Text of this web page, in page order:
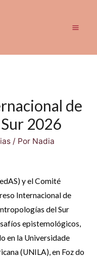
de
2026
/ Por Nadia
y el Comité
Internacional de
del Sur
epistemológicos,
en la Universidade
(UNILA), en Foz do